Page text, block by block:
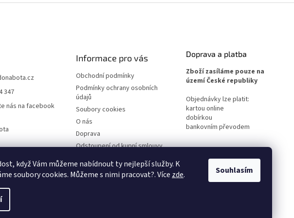
když Vám můžeme nabídnout ty nejlepší služby. K
soubory cookies. Můžeme s nimi pracovat?. Více zde. Souhlasím
347
nás na facebook
Informace pro vás
Obchodní podmínky
Podmínky ochrany osobních
údajů
Soubory cookies
O nás
Doprava
Odstoupení od kupní smlouvy
Reklamace
Doprava a platba
Zboží zasíláme pouze na
území České republiky
Objednávky lze platit:
kartou online
dobírkou
bankovním převodem